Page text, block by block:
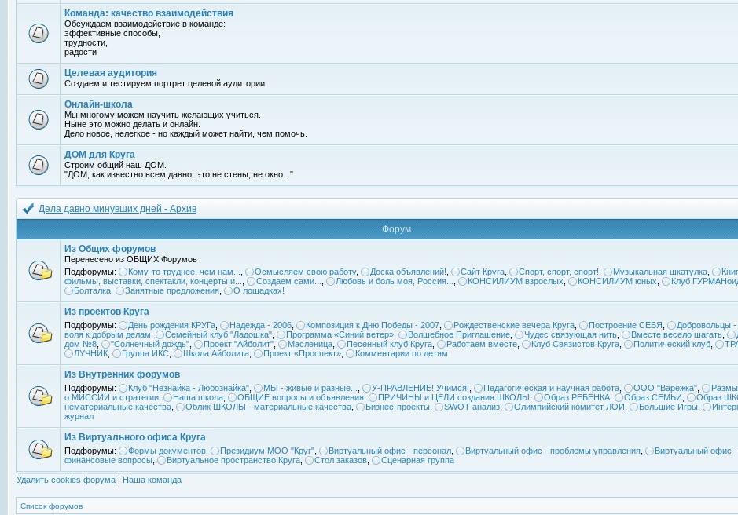
Команда: качество взаимодействия
Обсуждаем взаимодействие в команде:
эффективные способы,
трудности,
радости
Целевая аудитория
Создаем и тестируем портрет целевой аудитории
Онлайн-школа
Мы многому можем научить желающих учиться.
Ныне это можно делать и онлайн.
Дело новое, нелегкое - но каждый может найти, чем помочь.
ДОМ для Круга
Строим общий наш ДОМ.
"ДОМ, как известно всем давно, это не стены, не окно..."
Дела давно минувших дней - Архив
Форум
Из Общих форумов
Перенесено из ОБЩИХ Форумов
Подфорумы:
Кому-то труднее, чем нам... Осмысляем свою работу, Доска объявлений! Сайт Круга Спорт, спорт, спорт! Музыкальная шкатулка
фильмы, выставки, спектакли, концерты и...
Создаем сами... Любовь и боль моя, Россия... КОНСИЛИУМ взрослых КОНСИЛИУМ юных Клуб
Болталка
Занятные предложения О лошадках!
Из проектов Круга
Подфорумы: День рождения КРУГа Надежда - 2006 Композиция к Дню Победы - 2007 Рождественские вечера Круга Построение СЕБЯ
Добровольцы -
воля к добрым делам
Семейный клуб "Ладошка" Программа «Синий ветер» Волшебное Приглашение Чудес связующая нить Вместе весело шагать
дом №8
"Солнечный дождь" Проект "Айболит" Масленица Песенный клуб Круга Работаем вместе Клуб Связистов Круга Политический клуб
ЛУЧНИК
Группа ИКС Школа Айболита Проект «Проспект» Комментарии по детям
Из Внутренних форумов
Подфорумы: Клуб "Незнайка - Любознайка" МЫ - живые и разные... У-ПРАВЛЕНИЕ! Учимся! Педагогическая и научная работа ООО "Варежка"
о МИССИИ и стратегии
Наша школа ОБЩИЕ вопросы и объявления ПРИЧИНЫ и ЦЕЛИ создания ШКОЛЫ Образ РЕБЕНКА Образ СЕМЬИ
Образ
нематериальные качества
Облик ШКОЛЫ - материальные качества Бизнес-проекты SWOT анализ Олимпийский комитет ЛОИ Большие Игры
журнал
Из Виртуального офиса Круга
Подфорумы: Формы документов Президиум МОО "Круг" Виртуальный офис - персонал Виртуальный офис - проблемы управления
Виртуальный офис -
финансовые вопросы
Виртуальное пространство Круга Стол заказов Сценарная группа
Удалить cookies форума | Наша команда
Список форумов